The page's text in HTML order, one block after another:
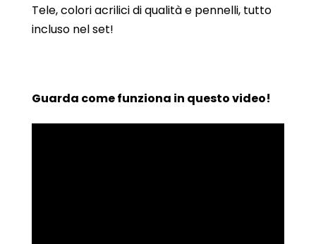
Tele, colori acrilici di qualità e pennelli, tutto
incluso nel set!
Guarda come funziona in questo video!